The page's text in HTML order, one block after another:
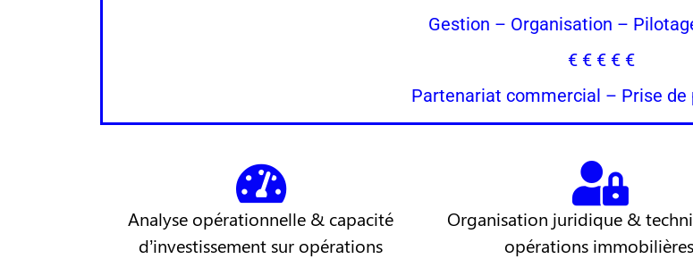
Gestion – Organisation –
€ € € € €
Partenariat commercial – Prise
Analyse opérationnelle & capacité
d’investissement sur opérations
Organisation juridique &
opérations